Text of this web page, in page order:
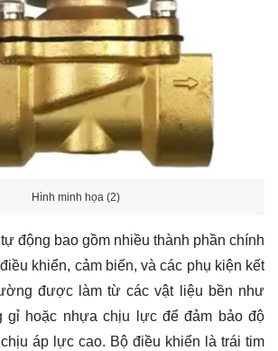
Hình minh họa (2)
động bao gồm nhiều thành phần chính
khiển, cảm biến, và các phụ kiện kết
được làm từ các vật liệu bền như
gỉ hoặc nhựa chịu lực để đảm bảo độ
áp lực cao. Bộ điều khiển là trái tim